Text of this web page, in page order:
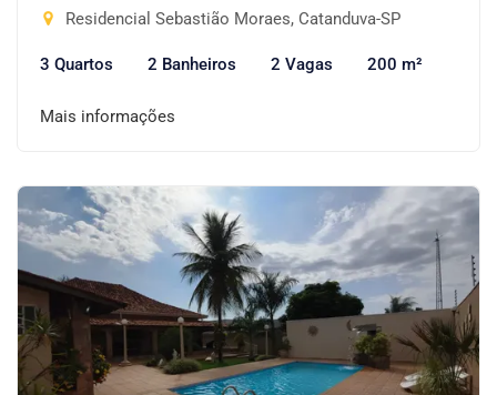
Residencial Sebastião Moraes, Catanduva-SP
3 Quartos 2 Banheiros 2 Vagas 200 m²
Mais informações